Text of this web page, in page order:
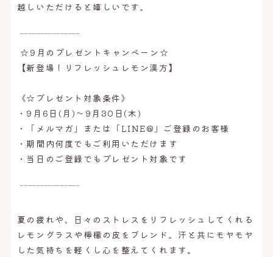
越しいただけると嬉しいです。
‾‾‾‾‾‾‾‾‾‾‾‾‾‾‾
☆9月のプレゼントキャンペーン☆
【新登場！リフレッシュレモン漢方】
《☆プレゼント対象条件》
・9月6日(月)〜9月30日(木)
・「メルマガ」または「LINE@」ご登録のお客様
・期間内何度でもご利用いただけます
・当日のご登録でもプレゼント対象です
‾‾‾‾‾‾‾‾‾‾‾‾‾‾‾
夏の疲れや、日々のストレスをリフレッシュしてくれる
レモングラスや檸檬の皮をブレンド。汗と共にモヤモヤ
した気持ちを軽くし心を整えてくれます。